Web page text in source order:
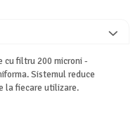
cu filtru 200 microni -
Sistemul reduce
la fiecare utilizare.